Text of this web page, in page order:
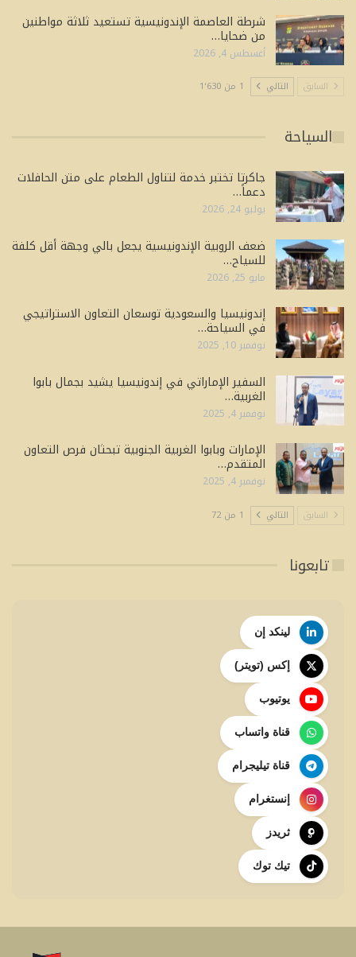
شرطة العاصمة الإندونيسية تستعيد ثلاثة مواطنين
من ضحايا…
أغسطس 4, 2026
السابق التالي 1 من 1٬630
السياحة
جاكرتا تختبر خدمة لتناول الطعام على متن الحافلات
دعماً…
يوليو 24, 2026
ضعف الروبية الإندونيسية يجعل بالي وجهة أقل كلفة
للسياح…
مايو 25, 2026
إندونيسيا والسعودية توسعان التعاون الاستراتيجي
في السياحة…
نوفمبر 10, 2025
السفير الإماراتي في إندونيسيا يشيد بجمال بابوا
الغربية…
نوفمبر 4, 2025
الإمارات وبابوا الغربية الجنوبية تبحثان فرص التعاون
المتقدم…
نوفمبر 4, 2025
السابق التالي 1 من 72
تابعونا
لينكد إن
إكس (تويتر)
يوتيوب
قناة واتساب
قناة تيليجرام
إنستغرام
ثريدز
تيك توك